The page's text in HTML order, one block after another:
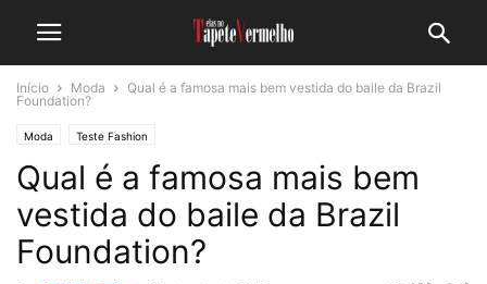
Início Moda
Qual é a famosa mais bem vestida do baile da Brazil
Foundation?
Moda Teste Fashion
Qual é a famosa mais bem
vestida do baile da Brazil
Foundation?